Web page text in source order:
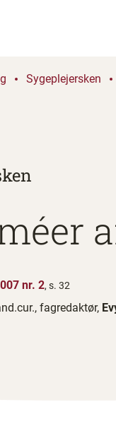
Sygeplejersken
nr. 2, s. 32
fagredaktør,